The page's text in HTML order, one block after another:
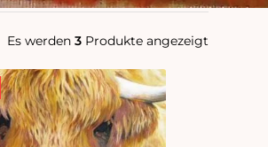
Es werden 3 Produkte angezeigt